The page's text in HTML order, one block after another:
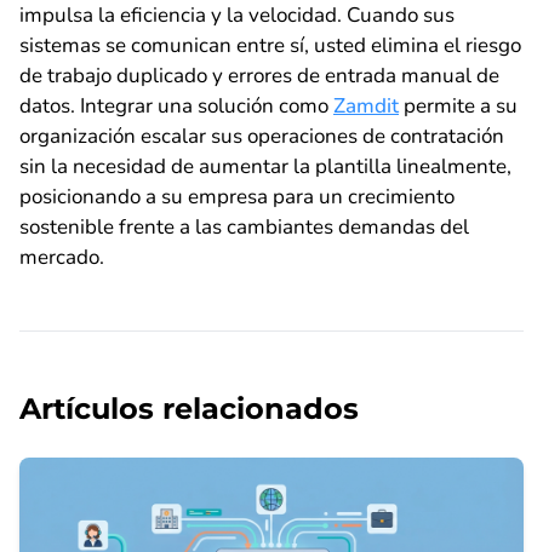
impulsa la eficiencia y la velocidad. Cuando sus
sistemas se comunican entre sí, usted elimina el riesgo
de trabajo duplicado y errores de entrada manual de
datos. Integrar una solución comoZamditpermite a su
organización escalar sus operaciones de contratación
sin la necesidad de aumentar la plantilla linealmente,
posicionando a su empresa para un crecimiento
sostenible frente a las cambiantes demandas del
mercado.
Artículos relacionados